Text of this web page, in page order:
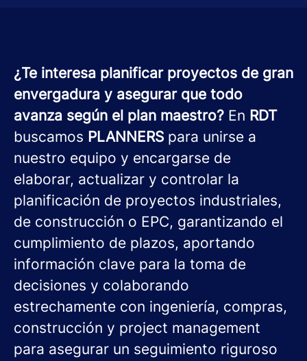
¿Te interesa planificar proyectos de gran
envergadura y asegurar que todo
avanza según el plan maestro? En RDT
buscamos PLANNERS para unirse a
nuestro equipo y encargarse de
elaborar, actualizar y controlar la
planificación de proyectos industriales,
de construcción o EPC, garantizando el
cumplimiento de plazos, aportando
información clave para la toma de
decisiones y colaborando
estrechamente con ingeniería, compras,
construcción y project management
para asegurar un seguimiento riguroso